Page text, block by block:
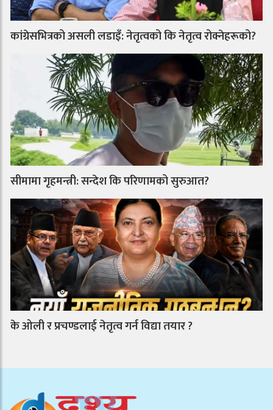
कांग्रेसभित्रको असली लडाइँ: नेतृत्वको कि नेतृत्व रोक्नेहरूको?
सीमामा गृहमन्त्री: सन्देश कि परिणामको सुरुआत?
के ओली र प्रचण्डलाई नेतृत्व गर्न विद्या तयार ?